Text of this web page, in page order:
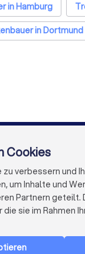
in Hamburg
in Dortmund
funktioniert
Blogs
über Firma
& Einblicke
Cookies
verbessern und
um Inhalte und
Partnern geteilt.
sie im Rahmen